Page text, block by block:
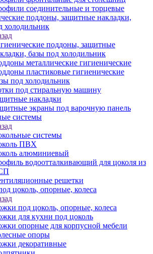
соединительные и торцевые
поддоны, защитные накладки,
холодильник
поддоны, защитные
базы под холодильник
металлические гигиенические
пластиковые гигиенические
под холодильник
под стиральную машину
накладки
экраны под варочную панель
системы
системы
ПВХ
алюминиевый
водоотталкивающий для цоколя из
решетки
цоколь, опорные, колеса
под цоколь, опорные, колеса
для кухни под цоколь
опорные для корпусной мебели
опоры
декоративные